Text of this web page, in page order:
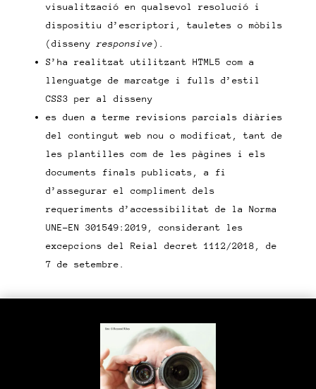
visualització en qualsevol resolució i
dispositiu d’escriptori, tauletes o mòbils
(disseny responsive).
S’ha realitzat utilitzant HTML5 com a
llenguatge de marcatge i fulls d’estil
CSS3 per al disseny
es duen a terme revisions parcials diàries
del contingut web nou o modificat, tant de
les plantilles com de les pàgines i els
documents finals publicats, a fi
d’assegurar el compliment dels
requeriments d’accessibilitat de la Norma
UNE-EN 301549:2019, considerant les
excepcions del Reial decret 1112/2018, de
7 de setembre.